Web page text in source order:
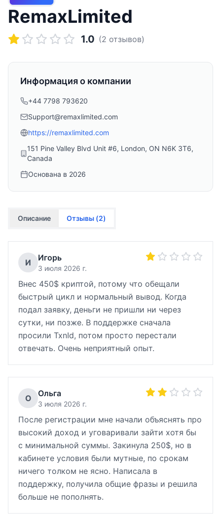
RemaxLimited
1.0 (2 отзывов)
Информация о компании
+44 7798 793620
Support@remaxlimited.com
https://remaxlimited.com
151 Pine Valley Blvd Unit #6, London, ON N6K 3T6,
Canada
Основана в 2026
Описание Отзывы (2)
И Игорь
3 июля 2026 г.
Внес 450$ криптой, потому что обещали
быстрый цикл и нормальный вывод. Когда
подал заявку, деньги не пришли ни через
сутки, ни позже. В поддержке сначала
просили TxnId, потом просто перестали
отвечать. Очень неприятный опыт.
О Ольга
3 июля 2026 г.
После регистрации мне начали объяснять про
высокий доход и уговаривали зайти хотя бы
с минимальной суммы. Закинула 250$, но в
кабинете условия были мутные, по срокам
ничего толком не ясно. Написала в
поддержку, получила общие фразы и решила
больше не пополнять.